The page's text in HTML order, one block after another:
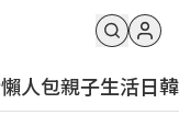
懶人包親子生活日韓